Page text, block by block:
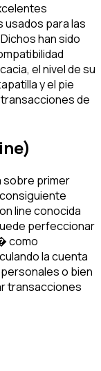
para las
han sido
el nivel de su
y el pie
de
sobre primer
line conocida
perfeccionar
como
la cuenta
o bien
transacciones